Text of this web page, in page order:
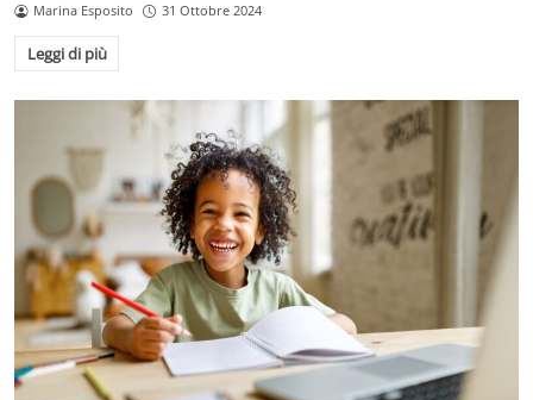
Marina Esposito 31 Ottobre 2024
Leggi di più